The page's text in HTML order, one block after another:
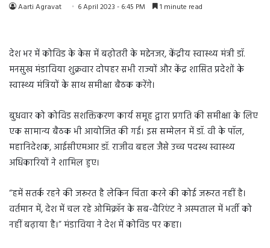
Aarti Agravat 6 April 2023 - 6:45 PM 1 minute read
देश भर में कोविड के केस में बढ़ोतरी के मद्देनजर, केंद्रीय स्वास्थ्य मंत्री डॉ.
मनसुख मंडाविया शुक्रवार दोपहर सभी राज्यों और केंद्र शासित प्रदेशों के
स्वास्थ्य मंत्रियों के साथ समीक्षा बैठक करेंगे।
बुधवार को कोविड सशक्तिकरण कार्य समूह द्वारा प्रगति की समीक्षा के लिए
एक सामान्य बैठक भी आयोजित की गई। इस सम्मेलन में डॉ. वी के पॉल,
महानिदेशक, आईसीएमआर डॉ. राजीव बहल जैसे उच्च पदस्थ स्वास्थ्य
अधिकारियों ने शामिल हुए।
“हमें सतर्क रहने की जरूरत है लेकिन चिंता करने की कोई जरूरत नहीं है।
वर्तमान में, देश में चल रहे ओमिक्रॉन के सब-वैरिएंट ने अस्पताल में भर्ती को
नहीं बढ़ाया है।” मंडाविया ने देश में कोविड पर कहा।